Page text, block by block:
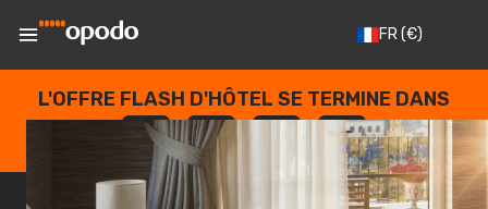
FR(€)
L'OFFRE FLASH D'HÔTEL SE TERMINE DANS
--
JOURS
: --
HEURES
: --
SECONDES